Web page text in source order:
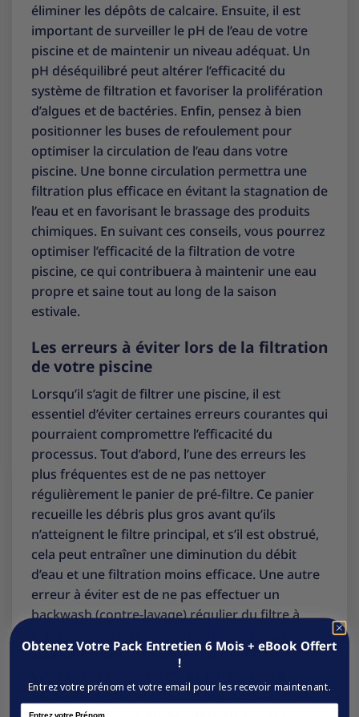
éliminer les dépôts de calcaire. Ensuite, il est
important de surveiller le pH de l’eau de votre
piscine et de maintenir un niveau adéquat. Un
pH déséquilibré peut altérer l’efficacité du
système de filtration et favoriser la prolifération
d’algues et de bactéries. Enfin, pensez à bien
positionner les buses de refoulement pour
optimiser la circulation de l’eau dans votre
piscine. Une bonne circulation permettra une
filtration plus efficace en évitant la stagnation de
l’eau et en favorisant le brassage des produits
chimiques. En suivant ces conseils, vous pourrez
optimiser l’efficacité de la filtration de votre
piscine, ce qui contribuera à maintenir une eau
propre et saine tout au long de la saison
estivale.
Les erreurs à éviter lors de la filtration
de votre piscine
Lorsqu’il s’agit de filtrer une piscine, il est
essentiel d’éviter certaines erreurs courantes qui
pourraient compromettre l’efficacité du
processus. Tout d’abord, l’une des erreurs les
plus fréquentes est de ne pas nettoyer
régulièrement le panier de pré-filtre. Ce panier
recueille les débris plus gros avant qu’ils
n’atteignent le filtre principal, et s’il est obstrué,
cela peut entraîner une diminution du débit
d’eau et une filtration moins efficace. Une autre
erreur à éviter est de ne pas effectuer un
backwash (contre-lavage) régulier du filtre à
impuretés piégées dans le sable et de les
backwash n’est pas effectué régulièrement, la
Obtenez Votre Pack Entretien 6 Mois + eBook Offert
!
Entrez votre prénom et votre email pour les recevoir maintenant.
Name